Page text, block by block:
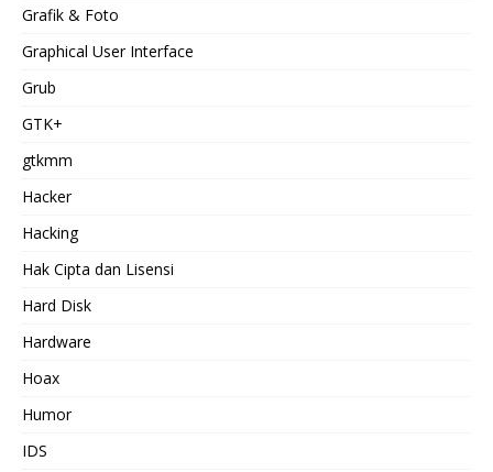
Grafik & Foto
Graphical User Interface
Grub
GTK+
gtkmm
Hacker
Hacking
Hak Cipta dan Lisensi
Hard Disk
Hardware
Hoax
Humor
IDS